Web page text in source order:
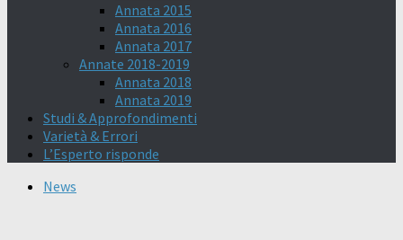
Annata 2015
Annata 2016
Annata 2017
Annate 2018-2019
Annata 2018
Annata 2019
Studi & Approfondimenti
Varietà & Errori
L’Esperto risponde
News